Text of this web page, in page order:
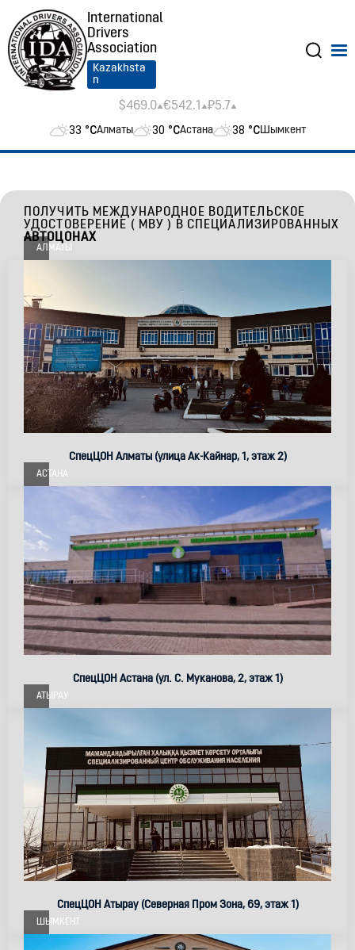
International
Drivers
Association
Kazakhsta
n
$469.0 €542.1
₽5.7
33 °CАлматы 30 °CАстана 38 °CШымкент
ПОЛУЧИТЬ МЕЖДУНАРОДНОЕ ВОДИТЕЛЬСКОЕ
УДОСТОВЕРЕНИЕ ( МВУ ) В СПЕЦИАЛИЗИРОВАННЫХ
АВТОЦОНАХ
АЛМАТЫ
СпецЦОН Алматы (улица Ак-Кайнар, 1, этаж 2)
АСТАНА
СпецЦОН Астана (ул. С. Муканова, 2, этаж 1)
АТЫРАУ
СпецЦОН Атырау (Северная Пром Зона, 69, этаж 1)
ШЫМКЕНТ